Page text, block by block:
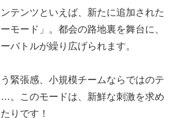
テンツといえば、新たに追加された
モード」。都会の路地裏を舞台に、
バトルが繰り広げられます。
緊張感、小規模チームならではのテ
。このモードは、新鮮な刺激を求め
りです！